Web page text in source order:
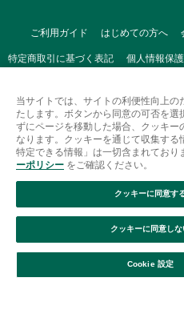
絞り込み
ご利用ガイド はじめての方へ
特定商取引に基づく表記 個人情報保
Afternoon Tea(アフタヌーンティー)
は、
キッチン・ダイニングなどの生活雑貨
毎日新商品をご用意し
当サイトでは、サイトの利便性向上の
たします。ボタンから同意の可否を選
ずにページを移動した場合、クッキー
なります。クッキーを通じて収集する
特定できる情報」は一切含まれており
ーポリシー をご確認ください。
Cookie 設定
クッキーに同意しな
クッキーに同意す